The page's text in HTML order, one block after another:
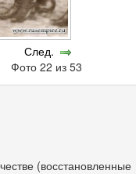
След.
Фото 22 из 53
(восстановленные